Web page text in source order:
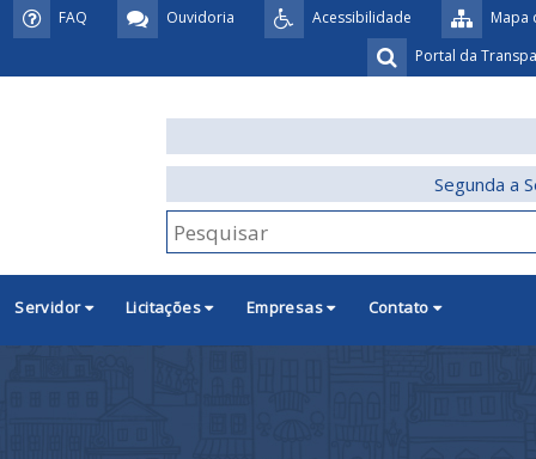
Mapa
Acessibilidade
Ouvidoria
FAQ
Portal da
Segunda a
Servidor Licitações Empresas Contato